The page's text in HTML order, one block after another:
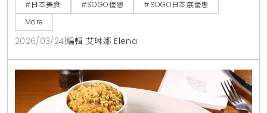
人梁翔渝表示，現今消費者更在意「產地直送」與「現
場實演」的真實感，SOGO透過職人工藝與初登場品牌
如文明堂、Henri Charpentier的引進，成功從單純的
商品展售轉型為深度文化交流平台，
#日本美食 #SOGO優惠
#SOGO日本展優惠
More
2026/03/24 編輯 艾琳娜 Elena